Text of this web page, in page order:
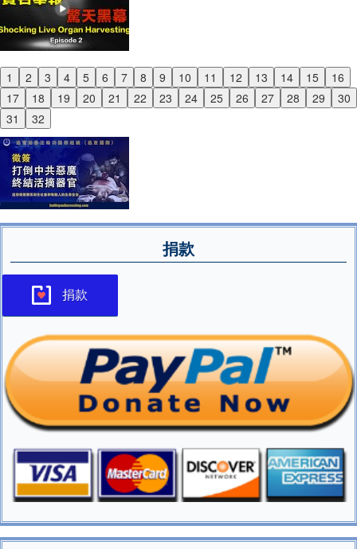
1 2 3 4 5 6 7 8 9 10 11 12 13 14 15
16
17
18 19 20 21 22 23 24 25 26 27 28 29
30
31
32
Previous
Next
捐款
捐款